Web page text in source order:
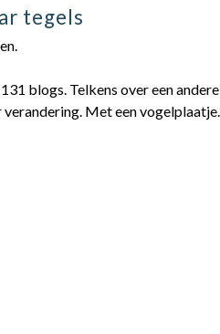
tegels
blogs. Telkens over een andere
Met een vogelplaatje.